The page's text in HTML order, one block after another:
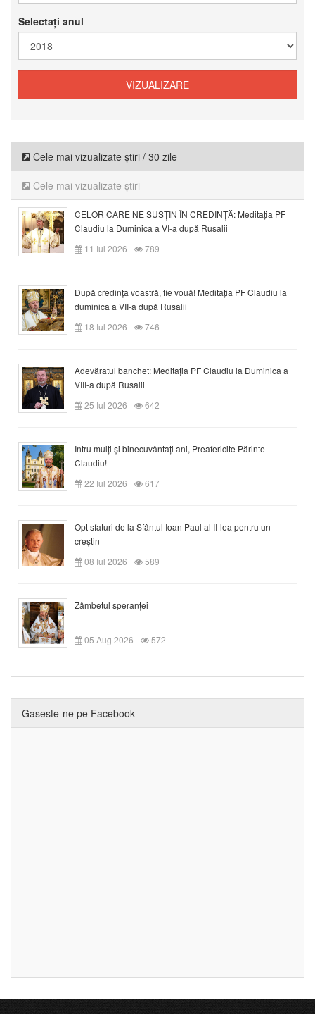
Selectați anul
Cele mai vizualizate știri / 30 zile
Cele mai vizualizate știri
CELOR CARE NE SUSȚIN ÎN CREDINȚĂ: Meditația PF
Claudiu la Duminica a VI-a după Rusalii
11 Iul 2026
789
După credinţa voastră, fie vouă! Meditația PF Claudiu la
duminica a VII-a după Rusalii
18 Iul 2026
746
Adevăratul banchet: Meditația PF Claudiu la Duminica a
VIII-a după Rusalii
25 Iul 2026
642
Întru mulți și binecuvântați ani, Preafericite Părinte
Claudiu!
22 Iul 2026
617
Opt sfaturi de la Sfântul Ioan Paul al II-lea pentru un
creștin
08 Iul 2026
589
Zâmbetul speranței
05 Aug 2026 572
Gaseste-ne pe Facebook